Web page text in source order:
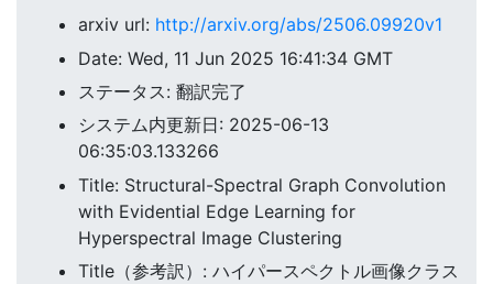
arxiv url: http://arxiv.org/abs/2506.09920v1
Date: Wed, 11 Jun 2025 16:41:34 GMT
ステータス: 翻訳完了
システム内更新日: 2025-06-13
06:35:03.133266
Title: Structural-Spectral Graph Convolution
with Evidential Edge Learning for
Hyperspectral Image Clustering
Title（参考訳）: ハイパースペクトル画像クラス